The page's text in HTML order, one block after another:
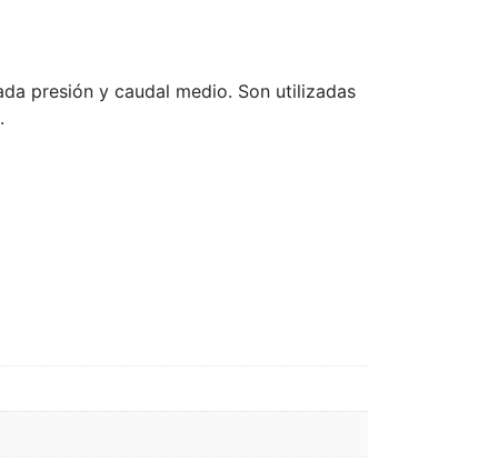
presión y caudal medio. Son utilizadas